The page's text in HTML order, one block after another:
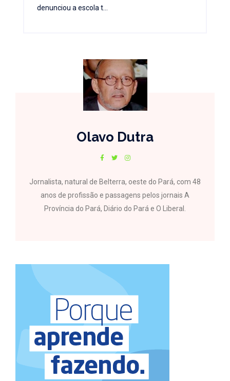
denunciou a escola t...
Olavo Dutra
Jornalista, natural de Belterra, oeste do Pará, com 48
anos de profissão e passagens pelos jornais A
Província do Pará, Diário do Pará e O Liberal.